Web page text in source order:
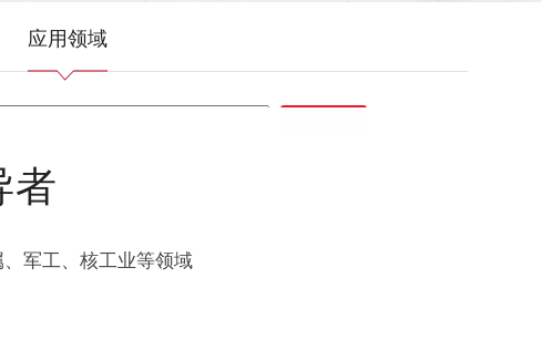
应用领域
者
军工、核工业等领域